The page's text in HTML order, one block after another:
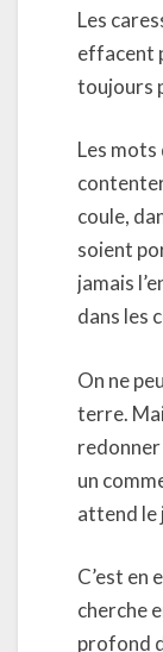
Les
effacent
toujours
Les mots
coule,
soient
jamais
dans les
On ne
terre.
redonner
un
attend le
C’est en
cherche
profond